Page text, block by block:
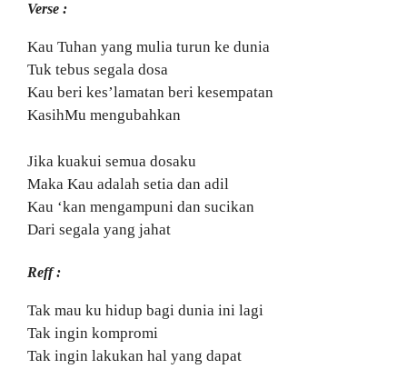
Verse :
Kau Tuhan yang mulia turun ke dunia
Tuk tebus segala dosa
Kau beri kes’lamatan beri kesempatan
KasihMu mengubahkan
Jika kuakui semua dosaku
Maka Kau adalah setia dan adil
Kau ‘kan mengampuni dan sucikan
Dari segala yang jahat
Reff :
Tak mau ku hidup bagi dunia ini lagi
Tak ingin kompromi
Tak ingin lakukan hal yang dapat